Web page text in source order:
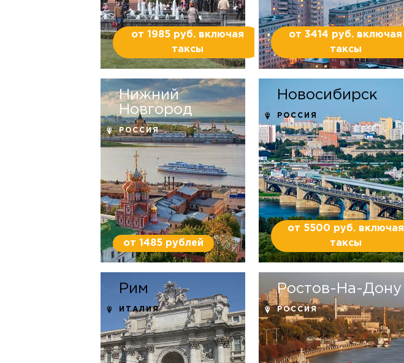
от 1985 руб. включая
таксы
от 3414 руб. включая
таксы
Нижний
Новгород
РОССИЯ
от 1485 рублей
Новосибирск
РОССИЯ
от 5500 руб. включая
таксы
Рим
ИТАЛИЯ
Ростов-На-Дону
РОССИЯ